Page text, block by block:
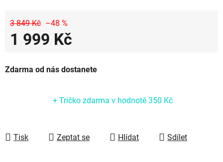
3 849 Kč –48 %
1 999 Kč
Zdarma od nás dostanete
+ Tričko zdarma v hodnotě 350 Kč
Tisk Zeptat se Hlídat Sdílet